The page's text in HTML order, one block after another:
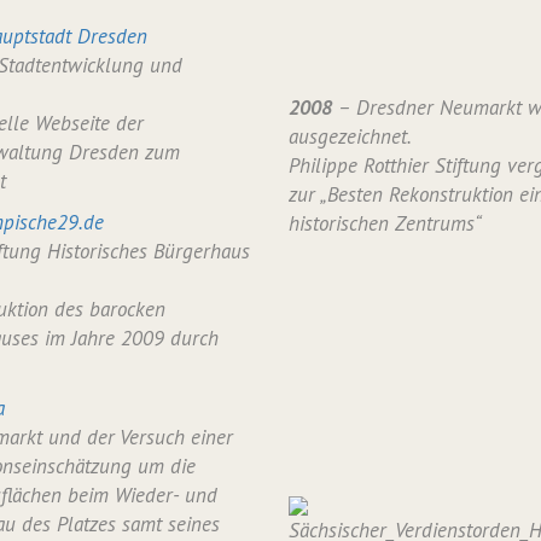
Dresden
und
Webseite der
Dresden zum
Historisches Bürgerhaus
des barocken
im Jahre 2009 durch
und der Versuch einer
um die
beim Wieder- und
des Platzes samt seines
2008– Dresdner Neumarkt
ausgezeichnet.
Philippe Rotthier Stiftung
zur „Besten Rekonstruktion
historischen Zentrums“